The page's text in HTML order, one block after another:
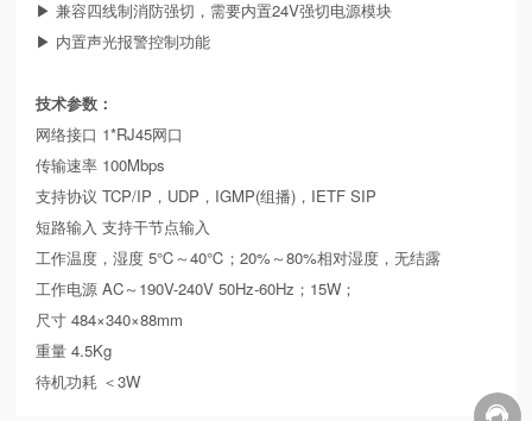
▶ 兼容四线制消防强切，需要内置24V强切电源模块
▶ 内置声光报警控制功能
技术参数：
网络接口 1*RJ45网口
传输速率 100Mbps
支持协议 TCP/IP，UDP，IGMP(组播)，IETF SIP
短路输入 支持干节点输入
工作温度，湿度 5℃～40℃；20%～80%相对湿度，无结露
工作电源 AC～190V-240V 50Hz-60Hz；15W；
尺寸 484×340×88mm
重量 4.5Kg
待机功耗 ＜3W